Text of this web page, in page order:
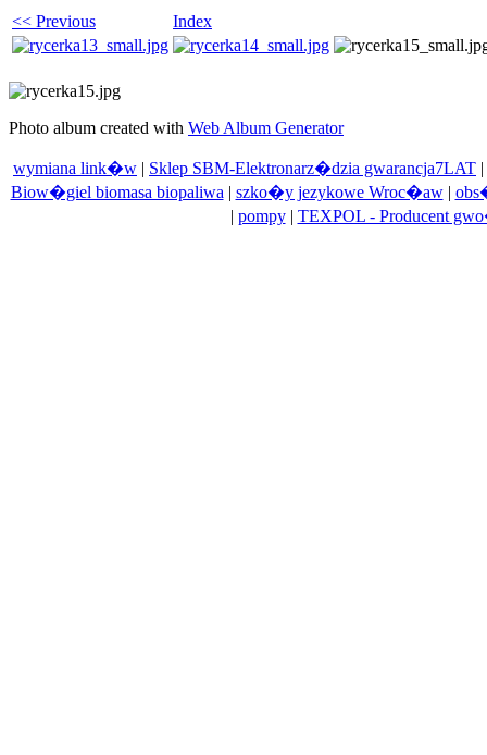
<< Previous Index
Photo album created with Web Album Generator
wymiana link�w | Sklep SBM-Elektronarz�dzia gwarancja7LAT |
Biow�giel biomasa biopaliwa| szko�y jezykowe Wroc�aw|
| pompy| TEXPOL - Producent